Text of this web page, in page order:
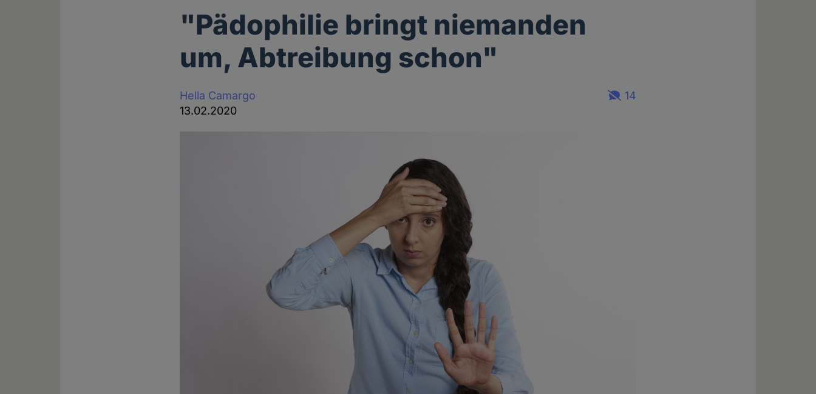
"Pädophilie bringt niemanden
um, Abtreibung schon"
Hella Camargo
13.02.2020
14